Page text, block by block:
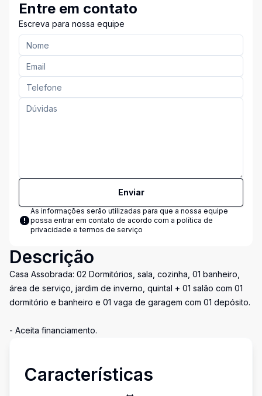
Entre em contato
Escreva para nossa equipe
Enviar
As informações serão utilizadas para que a nossa equipe
possa entrar em contato de acordo com a política de
privacidade e termos de serviço
Descrição
Casa Assobrada: 02 Dormitórios, sala, cozinha, 01 banheiro,
área de serviço, jardim de inverno, quintal + 01 salão com 01
dormitório e banheiro e 01 vaga de garagem com 01 depósito.
- Aceita financiamento.
Características